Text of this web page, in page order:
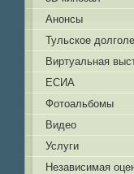
Анонсы
Тульское
Виртуальная
ЕСИА
Фотоальбомы
Видео
Услуги
Независимая